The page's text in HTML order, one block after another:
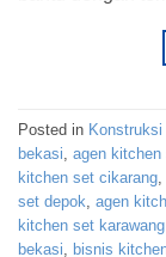
Posted in Konstruksi
bekasi agen kitchen
kitchen set cikarang
set depok agen
kitchen set
bekasi
bisnis